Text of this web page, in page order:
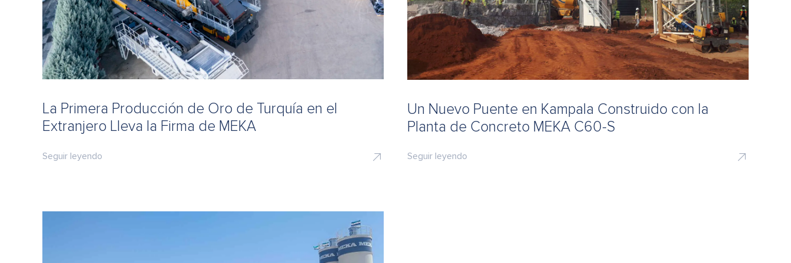
La Primera Producción de Oro de Turquía en el
Extranjero Lleva la Firma de MEKA
Seguir leyendo
Un Nuevo Puente en Kampala Construido con la
Planta de Concreto MEKA C60-S
Seguir leyendo